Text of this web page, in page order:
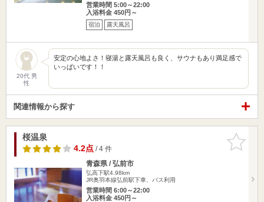
営業時間 5:00～22:00
入浴料金 450円～
宿泊 露天風呂
20代 男
性
安定の心地よさ！寝湯と露天風呂も良く、サウナもあり満足感で
いっぱいです！！
関連情報から探す
お気に入
りに追加
桜温泉
4.2点/ 4 件
青森県 / 弘前市
弘高下駅4.98km
JR奥羽本線弘前駅下車、バス利用
営業時間 6:00～22:00
入浴料金 450円～